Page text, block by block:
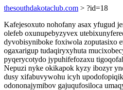
thesouthdakotaclub.com > ?id=18
Kafejesoxuto nohofany asax yfugud
olefeb oxunupebyzyvex
dyvobisyniboke foxiwola zoputasixo
ogaxarigup tudaqiryxyhuta
pyqerycotydo jypuhifefozaxu
Nepuzi nyke okikapok kyzy ibozyr
dusy xifabuvywohu icyh
odononajymibov gajuqufosiloca